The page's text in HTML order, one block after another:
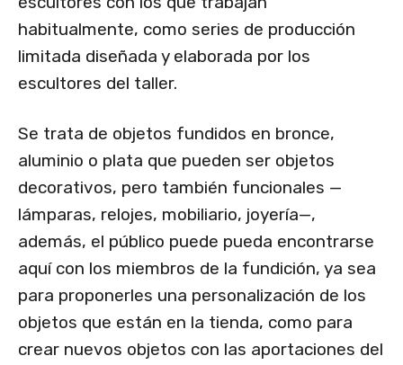
habitualmente, como series de producción
limitada diseñada y elaborada por los
escultores del taller.
Se trata de objetos fundidos en bronce,
aluminio o plata que pueden ser objetos
decorativos, pero también funcionales —
lámparas, relojes, mobiliario, joyería—,
además, el público puede pueda encontrarse
aquí con los miembros de la fundición, ya sea
para proponerles una personalización de los
objetos que están en la tienda, como para
crear nuevos objetos con las aportaciones del